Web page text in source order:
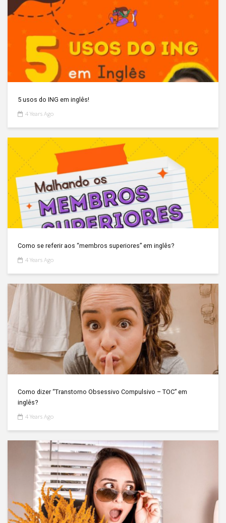
5 usos do ING em inglês!
4 Years Ago
Como se referir aos “membros superiores” em inglês?
4 Years Ago
Como dizer “Transtorno Obsessivo Compulsivo – TOC” em
inglês?
4 Years Ago